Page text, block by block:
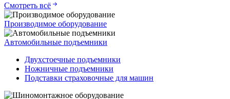
Смотреть всё
Производимое оборудование
Автомобильные подъемники
Двухстоечные подъемники
Ножничные подъемники
Подставки страховочные для машин